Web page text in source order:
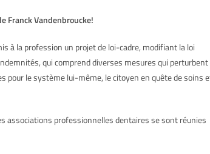
Vandenbroucke!
à la profession un projet de loi-cadre, modifiant la loi
qui comprend diverses mesures qui perturbent
pour le système lui-même, le citoyen en quête de soins
associations professionnelles dentaires se sont réunies